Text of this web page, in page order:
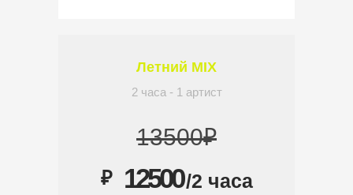
Летний MIX
2 часа - 1 артист
13500₽
₽ 12500/2 часа